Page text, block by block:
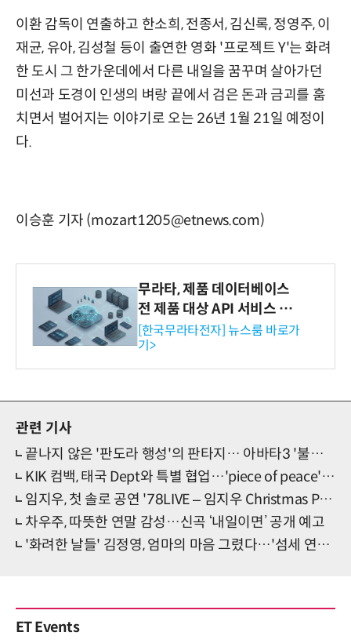
이환 감독이 연출하고 한소희, 전종서, 김신록, 정영주, 이
재균, 유아, 김성철 등이 출연한 영화 '프로젝트 Y'는 화려
한 도시 그 한가운데에서 다른 내일을 꿈꾸며 살아가던
미선과 도경이 인생의 벼랑 끝에서 검은 돈과 금괴를 훔
치면서 벌어지는 이야기로 오는 26년 1월 21일 예정이
다.
이승훈 기자 (mozart1205@etnews.com)
무라타, 제품 데이터베이스
전 제품 대상 API 서비스 제
공…73개 제품 카테고리로
확대
[한국무라타전자] 뉴스룸 바로가
기>
관련 기사
끝나지 않은 '판도라 행성'의 판타지… 아바타3 '불과 재'
KIK 컴백, 태국 Dept와 특별 협업…'piece of peace' 발매
임지우, 첫 솔로 공연 '78LIVE – 임지우 Christmas Party' 개최
차우주, 따뜻한 연말 감성…신곡 ‘내일이면’ 공개 예고
'화려한 날들' 김정영, 엄마의 마음 그렸다…'섬세 연기' 눈길
ET Events